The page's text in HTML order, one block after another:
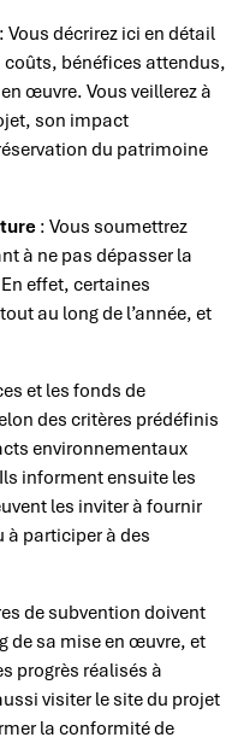
: Vous décrirez ici en détail
bénéfices attendus,
œuvre. Vous veillerez à
son impact
du patrimoine
: Vous soumettrez
à ne pas dépasser la
effet, certaines
au long de l’année, et
et les fonds de
des critères prédéfinis
environnementaux
informent ensuite les
les inviter à fournir
participer à des
de subvention doivent
de sa mise en œuvre, et
progrès réalisés à
visiter le site du projet
la conformité de